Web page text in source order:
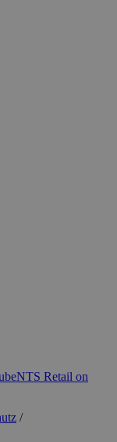
NTS Retail on
/